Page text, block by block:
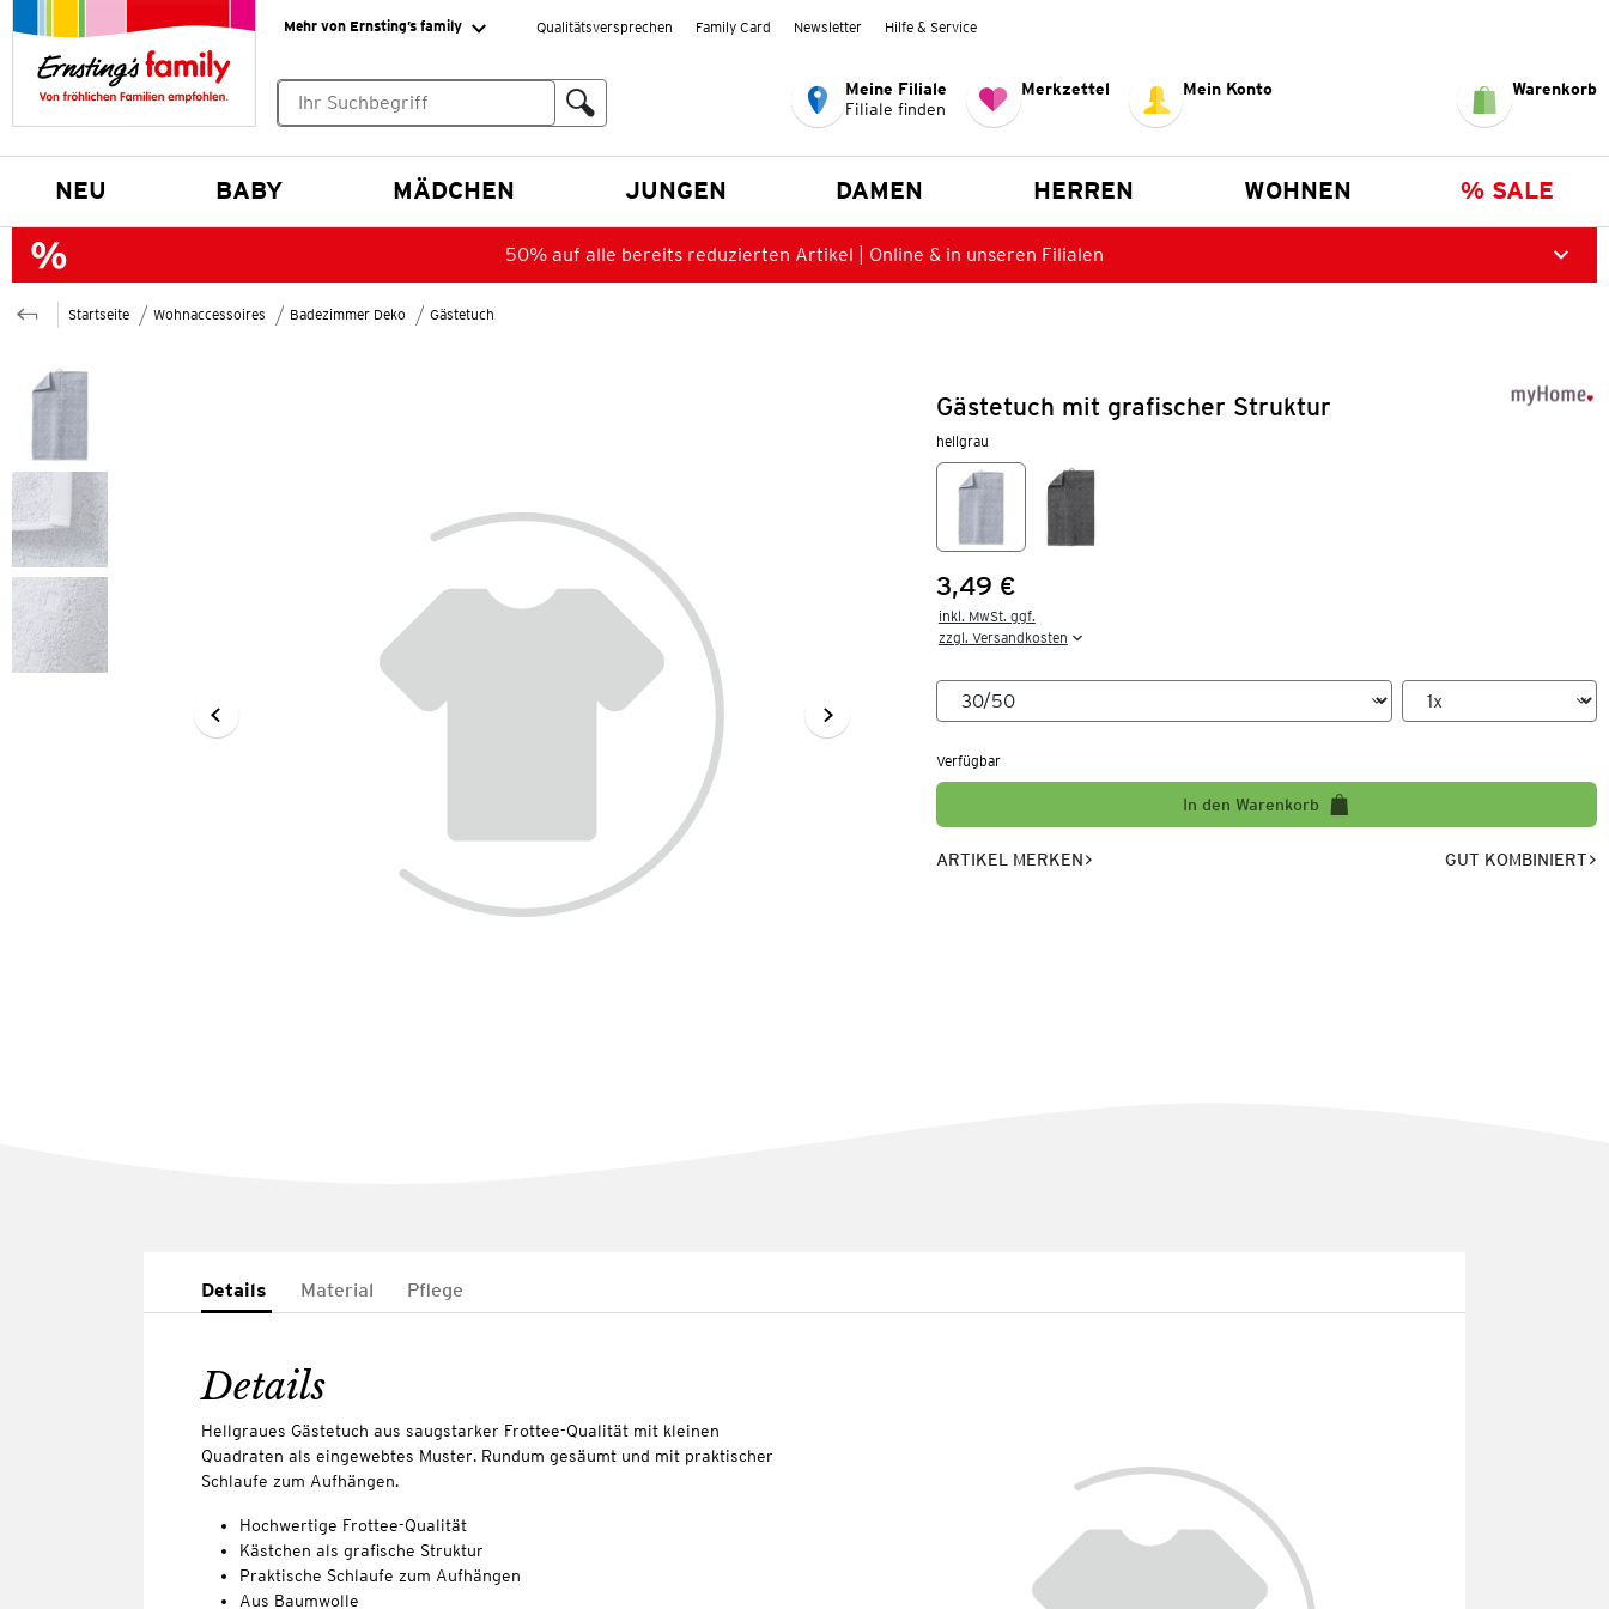
Mehr von Ernsting’s family Qualitätsversprechen Family Card Newsletter Hilfe & Service
Meine Filiale
Filiale finden
Merkzettel Mein Konto Warenkorb
NEU BABY MÄDCHEN JUNGEN DAMEN HERREN WOHNEN % SALE
50% auf alle bereits reduzierten Artikel | Online & in unseren Filialen
Startseite Wohnaccessoires Badezimmer Deko Gästetuch
Gästetuch mit grafischer Struktur
hellgrau
Preis:
3,49 €
inkl. MwSt. ggf.
zzgl. Versandkosten
Verfügbar
In den Warenkorb
ARTIKEL MERKEN GUT KOMBINIERT
Details Material Pflege
Details
Hellgraues Gästetuch aus saugstarker Frottee-Qualität mit kleinen
Quadraten als eingewebtes Muster. Rundum gesäumt und mit praktischer
Schlaufe zum Aufhängen.
Hochwertige Frottee-Qualität
Kästchen als grafische Struktur
Praktische Schlaufe zum Aufhängen
Aus Baumwolle